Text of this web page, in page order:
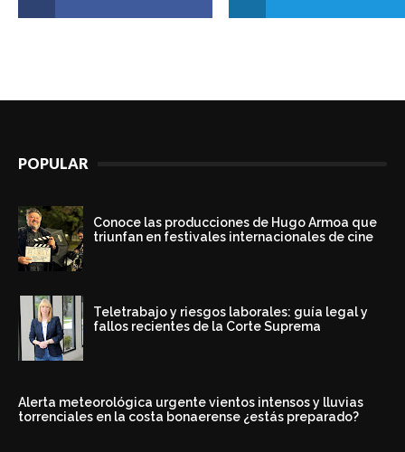
POPULAR
Conoce las producciones de Hugo Armoa que
triunfan en festivales internacionales de cine
Teletrabajo y riesgos laborales: guía legal y
fallos recientes de la Corte Suprema
Alerta meteorológica urgente vientos intensos y lluvias
torrenciales en la costa bonaerense ¿estás preparado?